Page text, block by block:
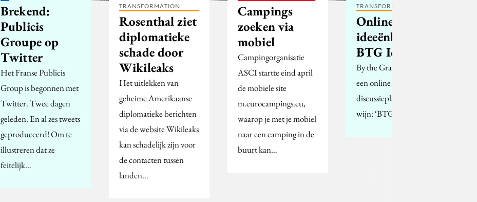
Brekend:
Publicis
Groupe op
Twitter
Het Franse Publicis
Group is begonnen met
Twitter. Twee dagen
geleden. En al zes tweets
geproduceerd! Om te
illustreren dat ze
feitelijk…
TRANSFORMATION
Rosenthal ziet
diplomatieke
schade door
Wikileaks
Het uitlekken van
geheime Amerikaanse
diplomatieke berichten
via de website Wikileaks
kan schadelijk zijn voor
de contacten tussen
landen…
Campings
zoeken via
mobiel
Campingorganisatie
ASCI startte eind april
de mobiele site
m.eurocampings.eu,
waarop je met je mobiel
naar een camping in de
buurt kan…
TRANSFORMATION
Online
ideeënbus:
BTG Idee
By the Grape komt met
een online
discussieplatform over
wijn: ‘BTG Idee’.